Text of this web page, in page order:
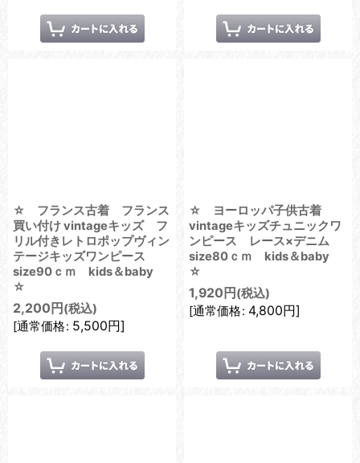
☆ フランス古着 フランス
買い付け vintageキッズ フ
リル付きレトロポップヴィン
テージキッズワンピース
size90ｃｍ kids＆baby
☆
2,200 円 (税込)
[通常価格: 5,500円]
☆ ヨーロッパ子供古着
vintageキッズチュニックワ
ンピース レース×デニム
size80ｃｍ kids＆baby
☆
1,920 円 (税込)
[通常価格: 4,800円]